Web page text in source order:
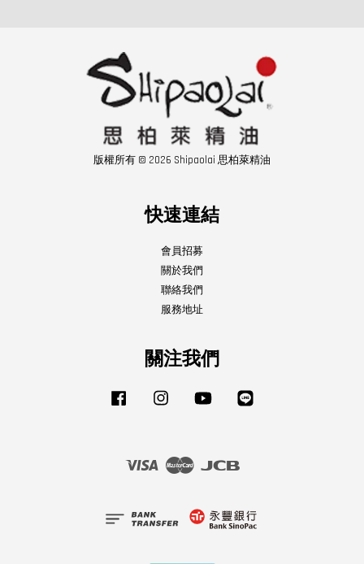
版權所有 © 2026 Shipaolai 思柏萊精油
快速連結
會員招募
關於我們
聯絡我們
服務地址
關注我們
Facebook Instagram YouTube
Visa Master